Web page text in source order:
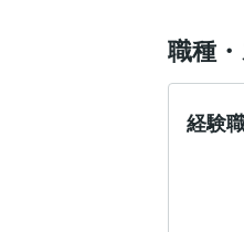
職種
経験